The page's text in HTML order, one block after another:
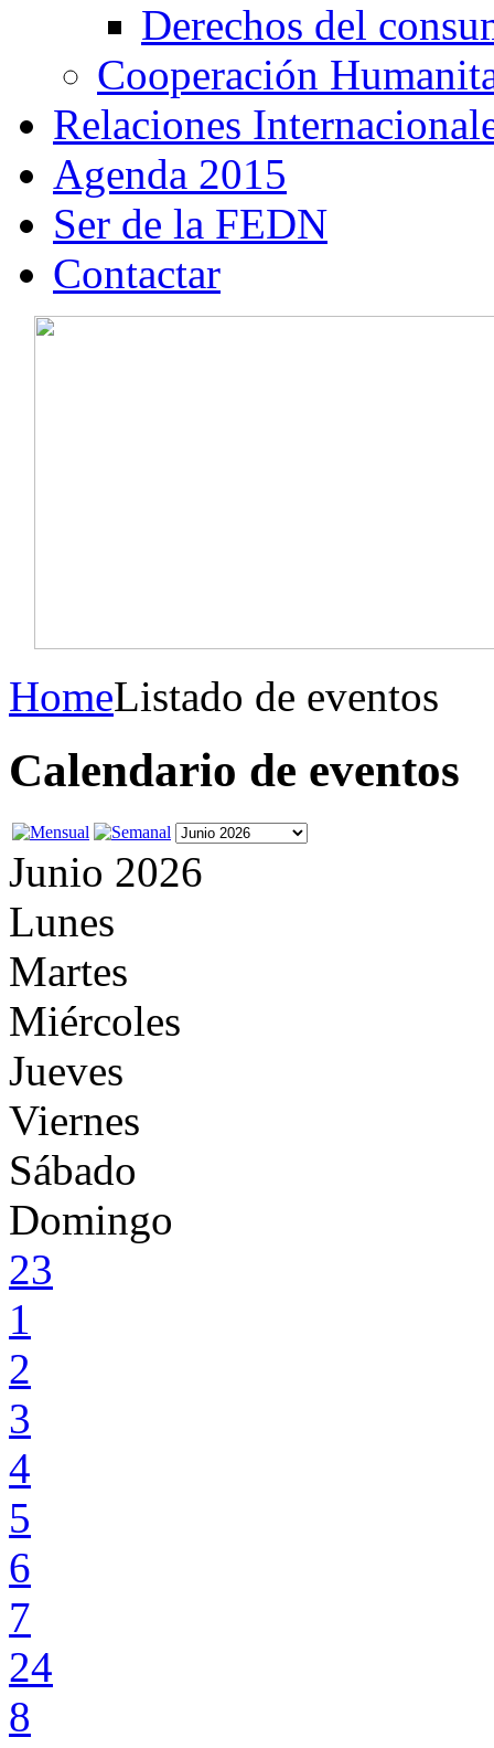
Derechos del
Cooperación
Relaciones
Agenda 2015
Ser de la FEDN
Contactar
HomeListado de eventos
Calendario de eventos
Junio 2026
Lunes
Martes
Miércoles
Jueves
Viernes
Sábado
Domingo
23
1
2
3
4
5
6
7
24
8